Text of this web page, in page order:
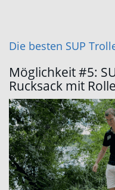
Die besten SUP
Möglichkeit #5:
Rucksack mit